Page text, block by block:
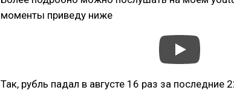
моменты приведу ниже
Так, рубль падал в августе 16 раз за последние